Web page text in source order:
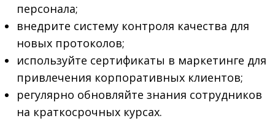
персонала;
внедрите систему контроля качества для
новых протоколов;
используйте сертификаты в маркетинге для
привлечения корпоративных клиентов;
регулярно обновляйте знания сотрудников
на краткосрочных курсах.